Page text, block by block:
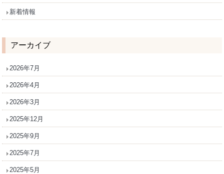
新着情報
アーカイブ
2026年7月
2026年4月
2026年3月
2025年12月
2025年9月
2025年7月
2025年5月